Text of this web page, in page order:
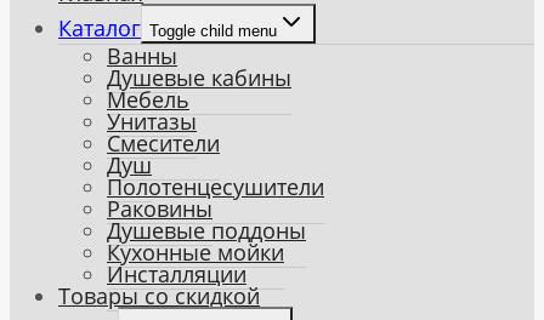
Каталог Toggle child menu
Ванны
Душевые кабины
Мебель
Унитазы
Смесители
Душ
Полотенцесушители
Раковины
Душевые поддоны
Кухонные мойки
Инсталляции
Товары со скидкой